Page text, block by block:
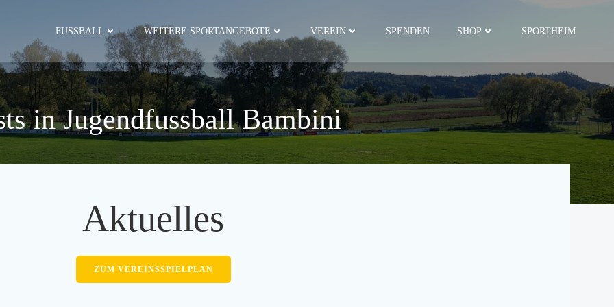
FUSSBALL WEITERE SPORTANGEBOTE VEREIN SPENDEN SHOP SPORTHEIM
in Jugendfussball Bambini
Aktuelles
ZUM VEREINSSPIELPLAN